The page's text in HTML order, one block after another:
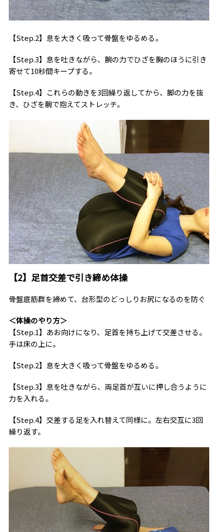
【Step.2】息を大きく吸って骨盤をゆるめる。
【Step.3】息を吐きながら、腕の力でひざを胸のほうに引き
寄せて10秒間キープする。
【Step.4】これらの動きを3回繰り返してから、脚の力を抜
き、ひざを腕で抱えてストレッチ。
【2】足首交差で引き締め体操
骨盤底筋群を締めて、台形型のどっしりお尻になるのを防ぐ
＜体操のやり方＞
【Step.1】あお向けになり、足首を持ち上げて交差させる。
手は床の上に。
【Step.2】息を大きく吸って骨盤をゆるめる。
【Step.3】息を吐きながら、両足首が互いに押し合うように
力を入れる。
【Step.4】交差する足を入れ替えて同様に。左右交互に3回
繰り返す。